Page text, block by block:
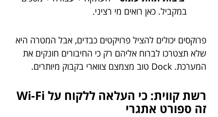
במקביל. כאן רואים מי רציני.
פרוקסים יכולים להציל פרויקטים כבדים, אבל המטרה היא
שלא תצטרכו לברוח אליהם רק כי החיבורים חונקים את
המערכת. Dock טוב מצמצם צווארי בקבוק מיותרים.
רשת קווית: כי העלאה ללקוח על Wi-Fi
זה ספורט אתגרי